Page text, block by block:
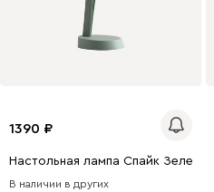
1390
Настольная лампа Спайк Зеленый
В наличии в других